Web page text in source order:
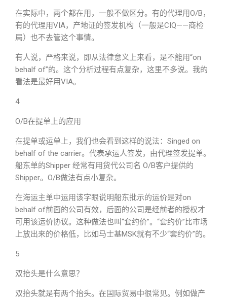
在实际中，两个都在用，一般不做区分。有的代理用O/B，
有的代理用VIA，产地证的签发机构（一般是CIQ——商检
局）也不去管这个事情。
有人说，严格来说，即从法律意义上来看，是不能用“on
behalf of”的。这个分析过程有点复杂，这里不多说。我的
看法是最好用VIA。
4
O/B在提单上的应用
在提单或运单上，我们也会看到这样的说法：Singed on
behalf of the carrier。代表承运人签发，由代理签发提单。
船东单的Shipper 经常有用货代公司名 O/B客户提供的
Shipper。O/B做法有点小复杂。
在海运主单中运用该字眼说明船东批示的运价是对on
behalf of前面的公司有效，后面的公司是经前者的授权才
可用该运价协议。这种做法也叫“套约价”。“套约价”比市场
上放出来的价格低，比如马士基MSK就有不少“套约价”的。
5
双抬头是什么意思？
双抬头就是有两个抬头。在国际贸易中很常见。例如做产